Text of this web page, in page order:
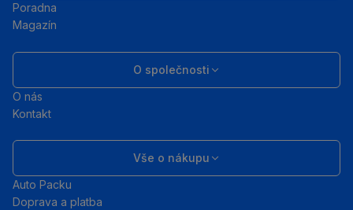
Poradna
Magazín
O společnosti
O nás
Kontakt
Vše o nákupu
Auto Packu
Doprava a platba